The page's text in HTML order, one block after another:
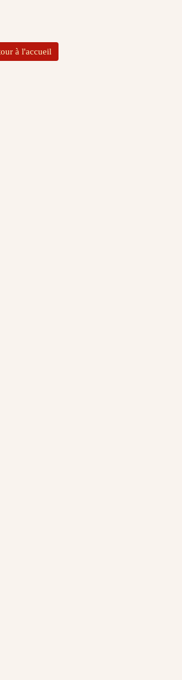
à l'accueil